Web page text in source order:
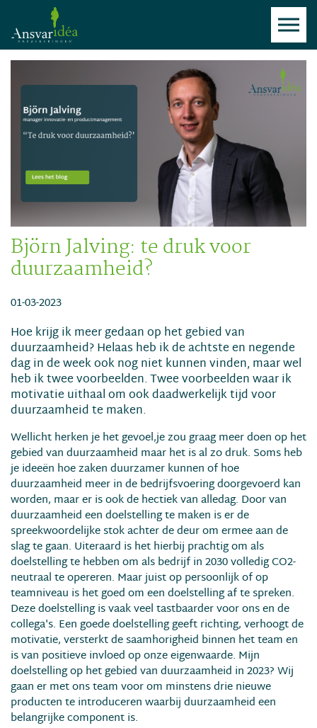
Björn Jalving: te druk voor
duurzaamheid?
01-03-2023
Hoe krijg ik meer gedaan op het ge­bied van
duurzaamheid? Helaas heb ik de achtste en negende
dag in de week ook nog niet kunnen vinden, maar wel
heb ik twee voorbeelden. Twee voorbeelden waar ik
motiva­tie uithaal om ook daadwerkelijk tijd voor
duurzaamheid te maken.
Wellicht herken je het gevoel,je zou graag meer doen op het
ge­bied van duurzaamheid maar het is al zo druk. Soms heb
je ideeën hoe zaken duurzamer kunnen of hoe
duurzaamheid meer in de bedrijfsvoering doorgevoerd kan
worden, maar er is ook de hectiek van alledag. Door van
duurzaamheid een doelstelling te ma­ken is er de
spreekwoordelijke stok achter de deur om ermee aan de
slag te gaan. Uiteraard is het hierbij prachtig om als
doelstelling te hebben om als bedrijf in 2030 volledig CO2-
neutraal te opereren. Maar juist op persoonlijk of op
teamniveau is het goed om een doelstelling af te spreken.
Deze doel­stelling is vaak veel tastbaarder voor ons en de
collega's. Een goede doelstel­ling geeft richting, verhoogt de
motivatie, versterkt de saamhorigheid binnen het team en
is van positieve invloed op onze eigenwaarde. Mijn
doelstelling op het gebied van duurzaamheid in 2023? Wij
gaan er met ons team voor om minstens drie nieuwe
producten te introduceren waarbij duurzaamheid een
belangrijke component is.